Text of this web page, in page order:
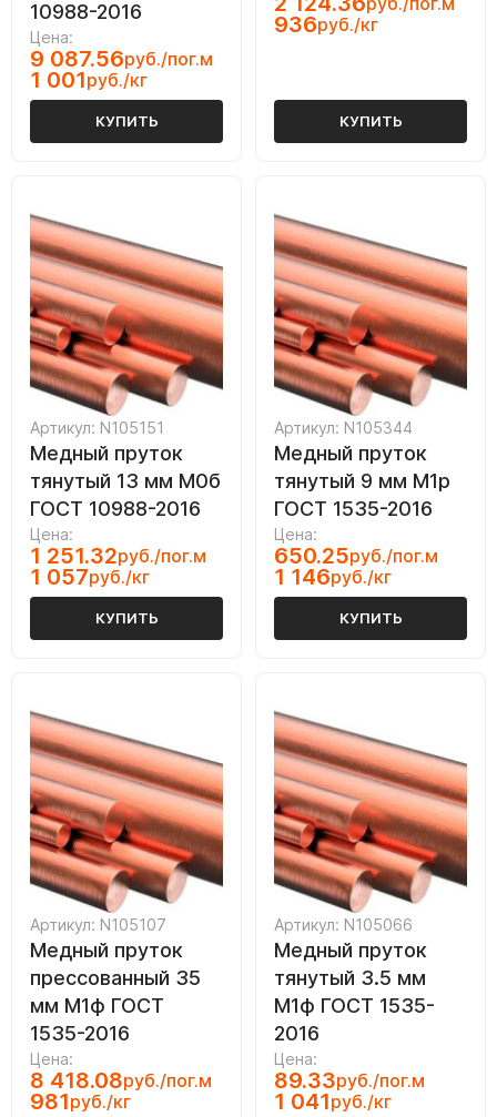
10988-2016
Цена:
9 087.56руб./пог.м
1 001руб./кг
КУПИТЬ
936руб./кг
КУПИТЬ
Артикул: N105151
Медный пруток
тянутый 13 мм М0б
ГОСТ 10988-2016
Цена:
1 251.32руб./пог.м
1 057руб./кг
КУПИТЬ
Артикул: N105344
Медный пруток
тянутый 9 мм М1р
ГОСТ 1535-2016
Цена:
650.25руб./пог.м
1 146руб./кг
КУПИТЬ
Артикул: N105107
Медный пруток
прессованный 35
мм М1ф ГОСТ
1535-2016
Цена:
8 418.08руб./пог.м
981руб./кг
Артикул: N105066
Медный пруток
тянутый 3.5 мм
М1ф ГОСТ 1535-
2016
Цена:
89.33руб./пог.м
1 041руб./кг